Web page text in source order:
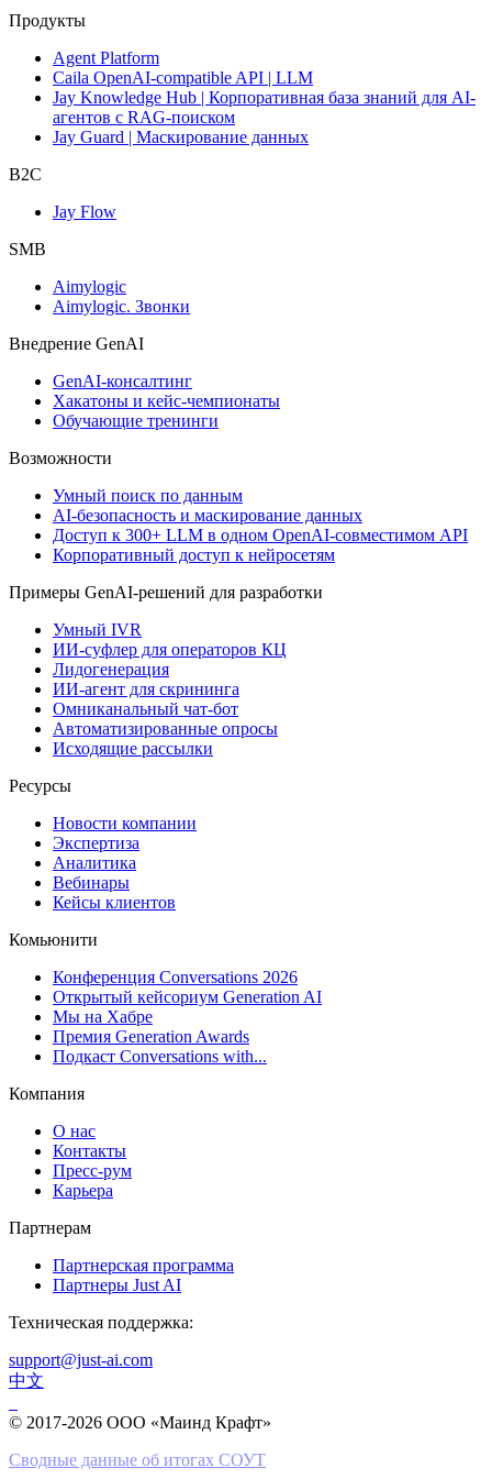
Продукты
Agent Platform
Caila OpenAI-compatible API | LLM
Jay Knowledge Hub | Корпоративная база знаний для AI-
агентов с RAG-поиском
Jay Guard | Маскирование данных
B2C
Jay Flow
SMB
Aimylogic
Aimylogic. Звонки
Внедрениe GenAI
GenAI-консалтинг
Хакатоны и кейс-чемпионаты
Обучающие тренинги
Возможности
Умный поиск по данным
AI-безопасность и маскирование данных
Доступ к 300+ LLM в одном OpenAI-совместимом API
Корпоративный доступ к нейросетям
Примеры GenAI-решений для разработки
Умный IVR
ИИ-суфлер для операторов КЦ
Лидогенерация
ИИ-агент для скрининга
Омниканальный чат-бот
Автоматизированные опросы
Исходящие рассылки
Ресурсы
Новости компании
Экспертиза
Аналитика
Вебинары
Кейсы клиентов
Комьюнити
Конференция Conversations 2026
Открытый кейсориум Generation AI
Мы на Хабре
Премия Generation Awards
Подкаст Conversations with...
Компания
О нас
Контакты
Пресс-рум
Карьера
Партнерам
Партнерская программа
Партнеры Just AI
Техническая поддержка:
support@just-ai.com
中文
© 2017-2026 ООО «Маинд Крафт»
Сводные данные об итогах СОУТ